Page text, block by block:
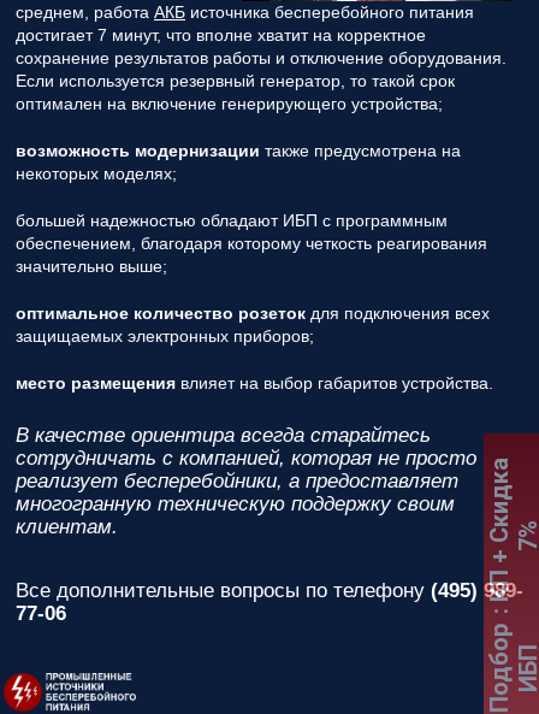
среднем, работа АКБ источника бесперебойного питания
достигает 7 минут, что вполне хватит на корректное
сохранение результатов работы и отключение оборудования.
Если используется резервный генератор, то такой срок
оптимален на включение генерирующего устройства;
возможность модернизации также предусмотрена на
некоторых моделях;
большей надежностью обладают ИБП с программным
обеспечением, благодаря которому четкость реагирования
значительно выше;
оптимальное количество розеток для подключения всех
защищаемых электронных приборов;
место размещения влияет на выбор габаритов устройства.
В качестве ориентира всегда старайтесь
сотрудничать с компанией, которая не просто
реализует бесперебойники, а предоставляет
многогранную техническую поддержку своим
клиентам.
Все дополнительные вопросы по телефону (495) 989-
77-06
Подбор
:
К
П
+
С
к
и
д
к
а
7